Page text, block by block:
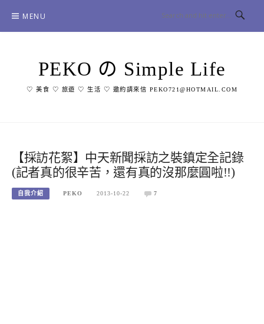
content
MENU
PEKO の Simple Life
♡ 美食 ♡ 旅遊 ♡ 生活 ♡ 邀約請來信 PEKO721@HOTMAIL.COM
【採訪花絮】中天新聞採訪之裝鎮定全記錄
(記者真的很辛苦，還有真的沒那麼圓啦!!)
自我介紹 PEKO 2013-10-22 7